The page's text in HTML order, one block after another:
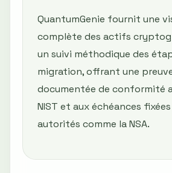
QuantumGenie fournit une
complète des actifs
un suivi méthodique des
migration, offrant une
documentée de conformité
NIST et aux échéances
autorités comme la NSA.